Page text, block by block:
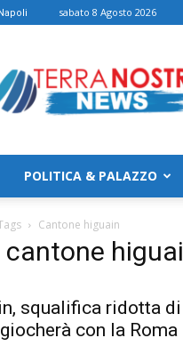
sabato 8 Agosto 2026
POLITICA & PALAZZO
Cantone higuain
cantone
squalifica ridotta di
con la Roma